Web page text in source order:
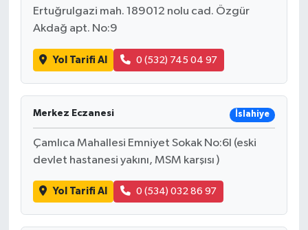
Ertuğrulgazi mah. 189012 nolu cad. Özgür
Akdağ apt. No:9
Yol Tarifi Al 0 (532) 745 04 97
Merkez Eczanesi İslahiye
Çamlıca Mahallesi Emniyet Sokak No:6I (eski
devlet hastanesi yakını, MSM karşısı )
Yol Tarifi Al 0 (534) 032 86 97